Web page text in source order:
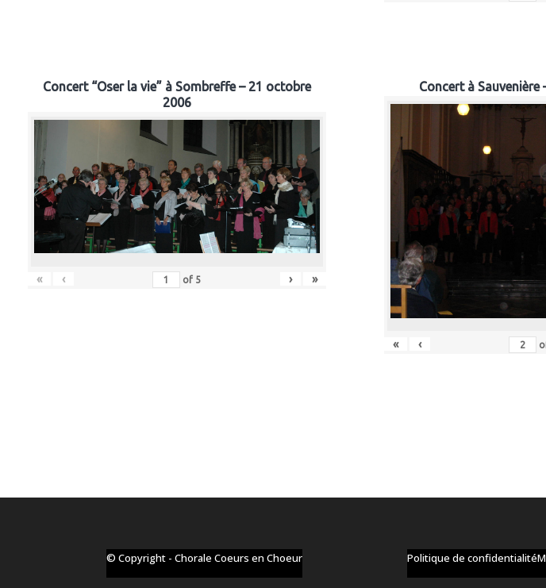
Concert “Oser la vie” à Sombreffe – 21 octobre
2006
« ‹ of 5 › »
Concert à
« ‹
© Copyright - Chorale Coeurs en Choeur Politique de confidentialité